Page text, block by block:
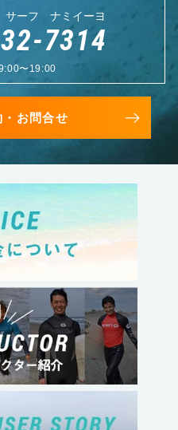
サーフ ナミイーヨ
7314
〜19:00
・お問合せ